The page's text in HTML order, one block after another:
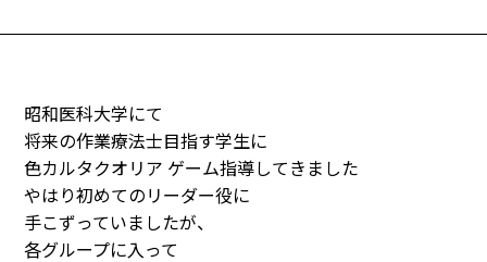
昭和医科大学にて
将来の作業療法士目指す学生に
色カルタクオリア ゲーム指導してきました
やはり初めてのリーダー役に
手こずっていましたが、
各グループに入って